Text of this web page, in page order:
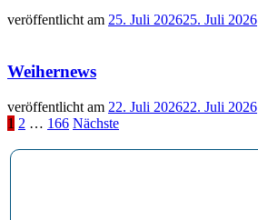
veröffentlicht am 25. Juli 202625. Juli 2026
Weihernews
veröffentlicht am 22. Juli 202622. Juli 2026
Seitennummerierung
der
1 2 … 166 Nächste